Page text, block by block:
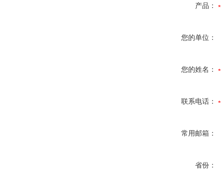
产品：
您的单位：
您的姓名：
联系电话：
常用邮箱：
省份：